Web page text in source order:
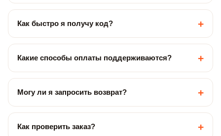
Как быстро я получу код? +
Какие способы оплаты поддерживаются? +
Могу ли я запросить возврат? +
Как проверить заказ? +